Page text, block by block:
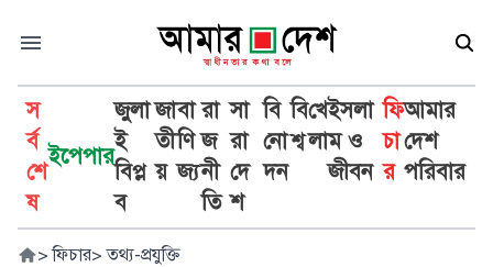
স
র্ব
শে
ষ
ইপেপার
জুলা
ই
বিপ্ল
ব
জা
তী
য়
বা
ণি
জ্য
রা
জ
নী
তি
সা
রা
দে
শ
বি
নো
দন
বি
শ্ব
খে
লা
ইসলা
ম ও
জীবন
ফি
চা
র
আমার
দেশ
পরিবার
> ফিচার> তথ্য-প্রযুক্তি